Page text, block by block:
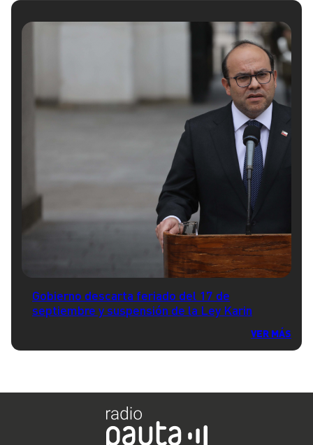
Gobierno descarta feriado del 17 de
septiembre y suspensión de la Ley Karin
VER MÁS